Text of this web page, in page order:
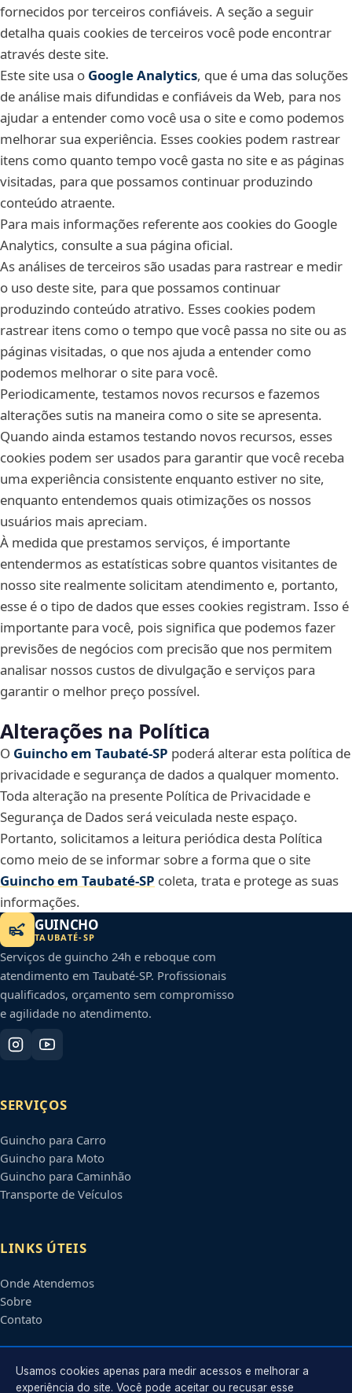
fornecidos por terceiros confiáveis. A seção a seguir
detalha quais cookies de terceiros você pode encontrar
através deste site.
Este site usa o Google Analytics, que é uma das soluções
de análise mais difundidas e confiáveis da Web, para nos
ajudar a entender como você usa o site e como podemos
melhorar sua experiência. Esses cookies podem rastrear
itens como quanto tempo você gasta no site e as páginas
visitadas, para que possamos continuar produzindo
conteúdo atraente.
Para mais informações referente aos cookies do Google
Analytics, consulte a sua página oficial.
As análises de terceiros são usadas para rastrear e medir
o uso deste site, para que possamos continuar
produzindo conteúdo atrativo. Esses cookies podem
rastrear itens como o tempo que você passa no site ou as
páginas visitadas, o que nos ajuda a entender como
podemos melhorar o site para você.
Periodicamente, testamos novos recursos e fazemos
alterações sutis na maneira como o site se apresenta.
Quando ainda estamos testando novos recursos, esses
cookies podem ser usados para garantir que você receba
uma experiência consistente enquanto estiver no site,
enquanto entendemos quais otimizações os nossos
usuários mais apreciam.
À medida que prestamos serviços, é importante
entendermos as estatísticas sobre quantos visitantes de
nosso site realmente solicitam atendimento e, portanto,
esse é o tipo de dados que esses cookies registram. Isso é
importante para você, pois significa que podemos fazer
previsões de negócios com precisão que nos permitem
analisar nossos custos de divulgação e serviços para
garantir o melhor preço possível.
Alterações na Política
O Guincho em Taubaté‑SP poderá alterar esta política de
privacidade e segurança de dados a qualquer momento.
Toda alteração na presente Política de Privacidade e
Segurança de Dados será veiculada neste espaço.
Portanto, solicitamos a leitura periódica desta Política
como meio de se informar sobre a forma que o site
Guincho em Taubaté‑SP coleta, trata e protege as suas
informações.
GUINCHO
TAUBATÉ-SP
Serviços de guincho 24h e reboque com
atendimento em Taubaté-SP. Profissionais
qualificados, orçamento sem compromisso
e agilidade no atendimento.
SERVIÇOS
Guincho para Carro
Guincho para Moto
Guincho para Caminhão
Transporte de Veículos
LINKS ÚTEIS
Onde Atendemos
Sobre
Contato
CONTATO
Usamos cookies apenas para medir acessos e melhorar a
experiência do site. Você pode aceitar ou recusar esse